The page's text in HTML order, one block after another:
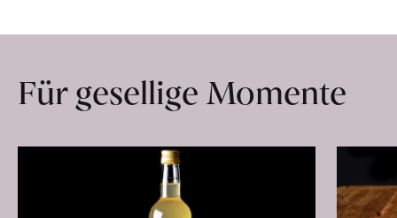
Hof
erfahren
Für gesellige Momente